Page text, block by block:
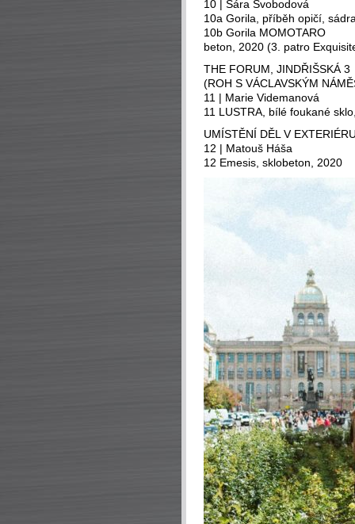
10 | Sára Svobodová
10a Gorila, příběh opičí,
10b Gorila MOMOTARO
beton, 2020 (3. patro
THE FORUM, JINDŘIŠSKÁ 3
(ROH S VÁCLAVSKÝM
11 | Marie Videmanová
11 LUSTRA, bílé foukané
UMÍSTĚNÍ DĚL V
12 | Matouš Háša
12 Emesis, sklobeton, 2020